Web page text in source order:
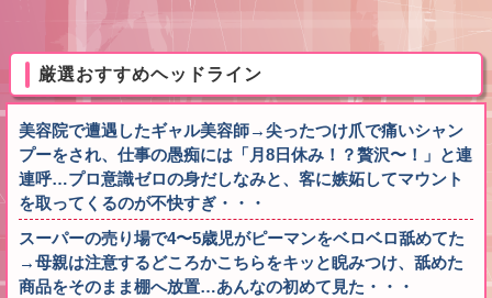
厳選おすすめヘッドライン
美容院で遭遇したギャル美容師→尖ったつけ爪で痛いシャン
プーをされ、仕事の愚痴には「月8日休み！？贅沢〜！」と連
連呼…プロ意識ゼロの身だしなみと、客に嫉妬してマウント
を取ってくるのが不快すぎ・・・
スーパーの売り場で4〜5歳児がピーマンをベロベロ舐めてた
→母親は注意するどころかこちらをキッと睨みつけ、舐めた
商品をそのまま棚へ放置…あんなの初めて見た・・・